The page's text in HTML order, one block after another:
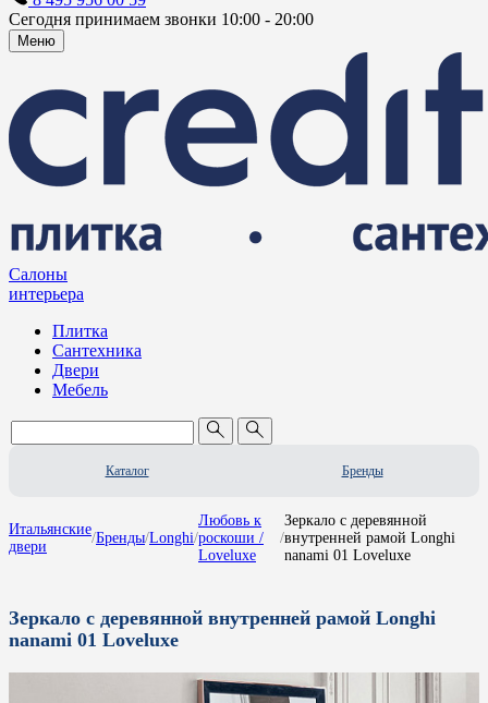
Сегодня принимаем звонки 10:00 - 20:00
Меню
Салоны
интерьера
Плитка
Сантехника
Двери
Мебель
Каталог Бренды
Итальянские
двери
/Бренды/Longhi/
Любовь к
роскоши /
Loveluxe
/
Зеркало с деревянной
внутренней рамой Longhi
nanami 01 Loveluxe
Зеркало с деревянной внутренней рамой Longhi
nanami 01 Loveluxe